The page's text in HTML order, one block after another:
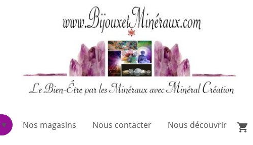
Nos magasins Nous contacter Nous découvrir